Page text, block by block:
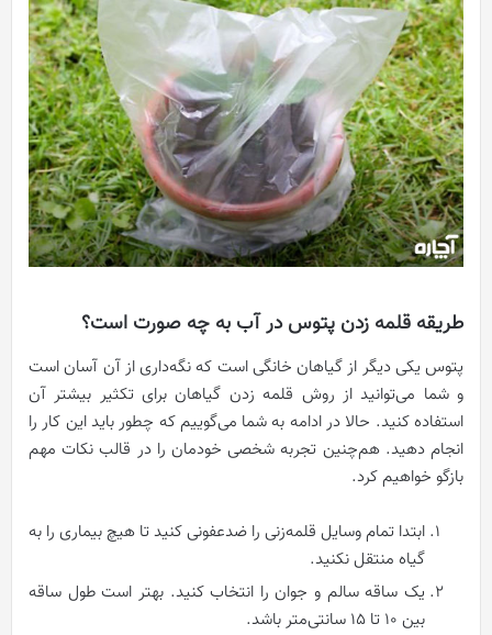
طریقه قلمه زدن پتوس در آب به چه صورت است؟
پتوس یکی دیگر از گیاهان خانگی است که نگه‌داری از آن آسان است
و شما می‌توانید از روش قلمه زدن گیاهان برای تکثیر بیشتر آن
استفاده کنید. حالا در ادامه به شما می‌گوییم که چطور باید این کار را
انجام دهید. هم‌چنین تجربه شخصی خودمان را در قالب نکات مهم
بازگو خواهیم کرد.
ابتدا تمام وسایل قلمه‌زنی را ضدعفونی کنید تا هیچ بیماری را به
گیاه منتقل نکنید.
یک ساقه سالم و جوان را انتخاب کنید. بهتر است طول ساقه
بین ۱۰ تا ۱۵ سانتی‌متر باشد.